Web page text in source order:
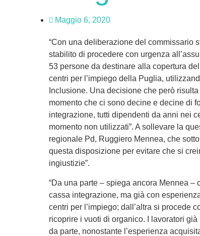
Maggio 6, 2020
“Con una deliberazione del commissario
stabilito di procedere con urgenza
53 persone da destinare alla copertura
centri per l’impiego della Puglia,
Inclusione. Una decisione che però
momento che ci sono decine e decine di
integrazione, tutti dipendenti da anni nei
momento non utilizzati”. A sollevare la
regionale Pd, Ruggiero Mennea, che
questa disposizione per evitare che si
ingiustizie”.
“Da una parte – spiega ancora Mennea –
cassa integrazione, ma già con
centri per l’impiego; dall’altra si procede
ricoprire i vuoti di organico. I lavoratori
da parte, nonostante l’esperienza